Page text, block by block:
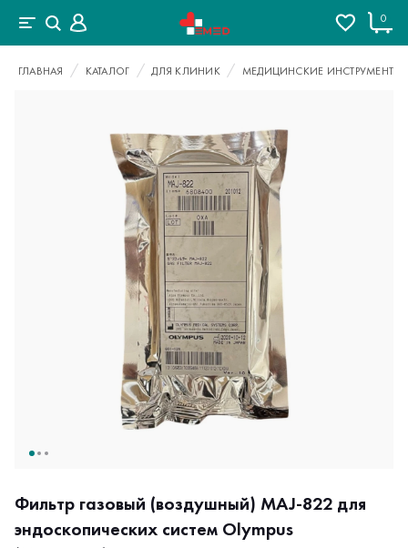
0
ГЛАВНАЯ КАТАЛОГ ДЛЯ КЛИНИК МЕДИЦИНСКИЕ ИНСТРУМЕНТЫ
Фильтр газовый (воздушный) MAJ-822 для
эндоскопических систем Olympus